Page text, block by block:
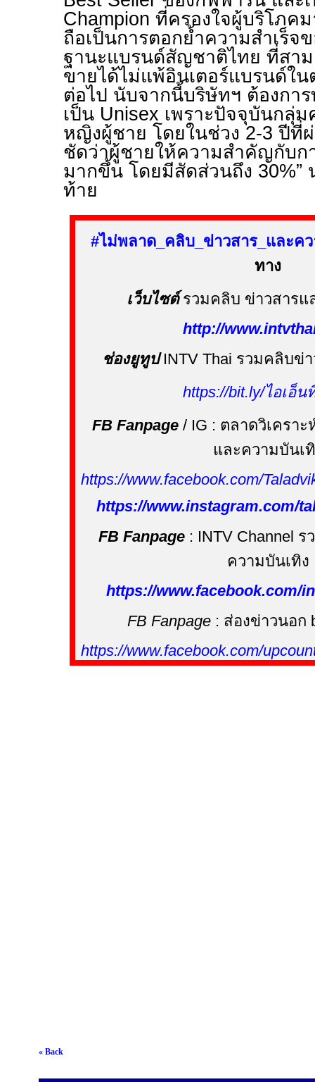
Champion ที่ครองใจผู้บริโภค
ถือเป็นการตอกย้ำความสำเร็จ
ฐานะแบรนด์สัญชาติไทย ที่สา
ขายได้ไม่แพ้อินเตอร์แบรนด์ใน
ต่อไป นับจากนี้บริษัทฯ ต้องกา
เป็น Unisex เพราะปัจจุบันกลุ่
หญิงผู้ชาย โดยในช่วง 2-3 ปีที่
ชัดว่าผู้ชายให้ความสำคัญกับก
มากขึ้น โดยมีสัดส่วนถึง 30%”
ท้าย
#ไม่พลาด คลิบ ข่าวสาร_ และค
ทาง
เว็บไซต์รวมคลิบ ข่าวสารแ
http://
ช่องยูทูป INTV Thai รวมคลิบข่
https://bit.ly/ไอเอ็น
FB Fanpage/ IG : ตลาดวิเครา
และความบันเ
https://www.facebook.com/
https://www.instagram.com/
FB Fanpage: INTV Channel ร
ความบันเทิง
https://www.facebook.com/
FB Fanpage : ส่องข่าวนอก
https://www.facebook.com/
« Back